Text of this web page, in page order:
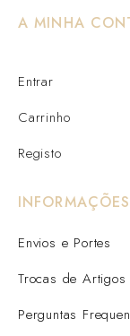
A MINHA
Entrar
Carrinho
Registo
INFORMAÇÕES
Envios e Portes
Trocas de Artigos
Perguntas